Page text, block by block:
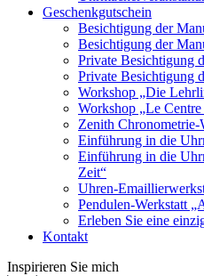
Geschenkgutschein
Besichtigung der
Besichtigung der
Private Besichtigung
Private Besichtigung
Workshop „Die
Workshop „Le
Zenith Chronometrie-
Einführung in die
Einführung in die
Zeit“
Uhren-
Pendulen-Werkstatt
Erleben Sie eine
Kontakt
Inspirieren Sie mich